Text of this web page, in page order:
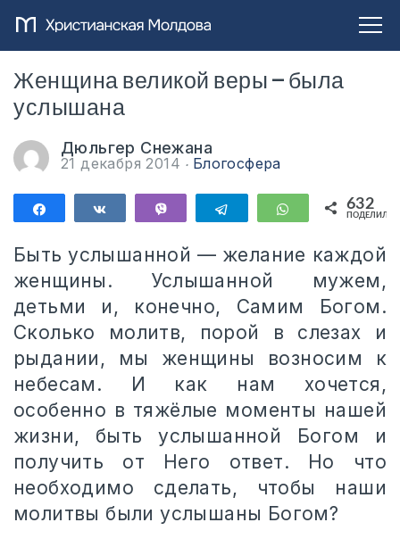
Женщина великой веры — была
услышана
Дюльгер Снежана
21 декабря 2014 Блогосфера
ПоделитьсяПоделиться Telegram WhatsApp
632
Быть услышанной — желание каждой
женщины. Услышанной мужем,
детьми и, конечно, Самим Богом.
Сколько молитв, порой в слезах и
рыдании, мы женщины возносим к
небесам. И как нам хочется,
особенно в тяжёлые моменты нашей
жизни, быть услышанной Богом и
получить от Него ответ. Но что
необходимо сделать, чтобы наши
молитвы были услышаны Богом?